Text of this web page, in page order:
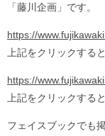
「藤川企画」です。
https://
上記をクリックする
https://
上記をクリックする
フェイスブックでも